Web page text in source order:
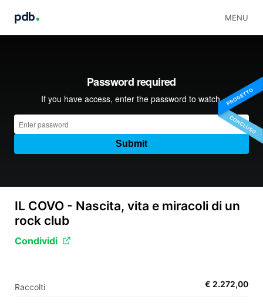
MENU
IL COVO - Nascita, vita e miracoli di un
rock club
Condividi
Raccolti € 2.272,00